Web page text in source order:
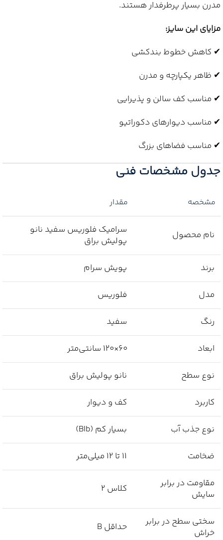
مدرن بسیار پرطرفدار هستند.
مزایای این سایز:
✔ کاهش خطوط بندکشی
✔ ظاهر یکپارچه و مدرن
✔ مناسب کف سالن و پذیرایی
✔ مناسب دیوارهای دکوراتیو
✔ مناسب فضاهای بزرگ
جدول مشخصات فنی
مشخصه مقدار
نام محصول
سرامیک فلوریس سفید نانو
پولیش براق
برند پویش سرام
مدل فلوریس
رنگ سفید
ابعاد ۶۰×۱۲۰ سانتی‌متر
نوع سطح نانو پولیش براق
کاربرد کف و دیوار
نوع جذب آب بسیار کم (BIb)
ضخامت ۱۱ تا ۱۲ میلی‌متر
مقاومت در برابر
سایش
کلاس ۲
سختی سطح در برابر
خراش
حداقل B